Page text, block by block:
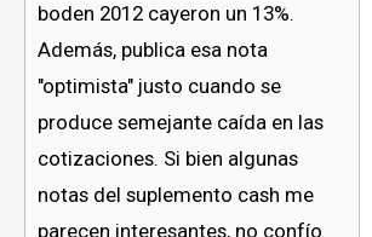
boden 2012 cayeron un 13%.
Además, publica esa nota
"optimista" justo cuando se
produce semejante caída en las
cotizaciones. Si bien algunas
notas del suplemento cash me
parecen interesantes, no confío